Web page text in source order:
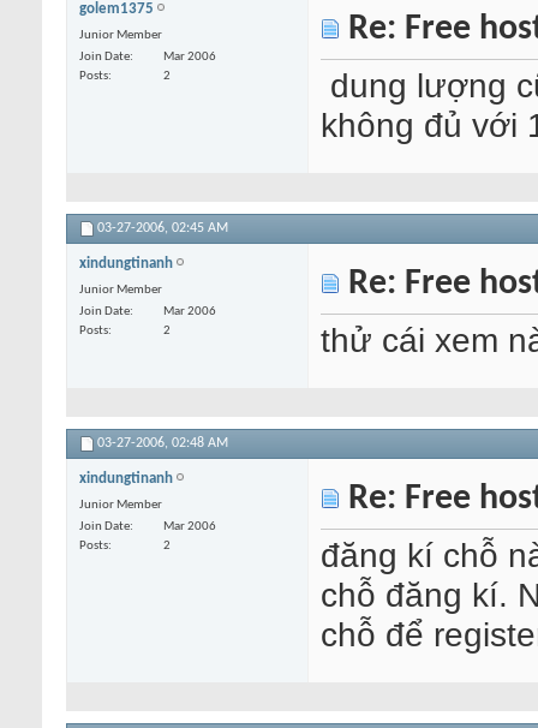
golem1375
Junior Member
Join Date
Mar 2006
Posts
2
Re: Free
dung lượng
không đủ với
03-27-2006, 02:45 AM
xindungtinanh
Junior Member
Join Date
Mar 2006
Posts
2
Re: Free
thử cái xem
03-27-2006, 02:48 AM
xindungtinanh
Junior Member
Join Date
Mar 2006
Posts
2
Re: Free
đăng kí chỗ
chỗ đăng kí.
chỗ để